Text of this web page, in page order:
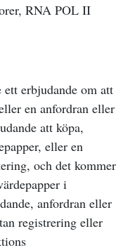
RNA POL II
ett erbjudande om att
en anfordran eller
att köpa,
eller en
och det kommer
i
anfordran eller
registrering eller